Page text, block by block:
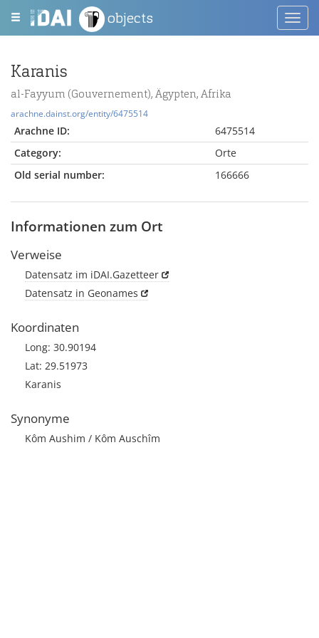
objects
Karanis
al-Fayyum (Gouvernement), Ägypten, Afrika
arachne.dainst.org/entity/6475514
Arachne ID:
6475514
Category:
Orte
Old serial number:
166666
Informationen zum Ort
Verweise
Datensatz im iDAI.Gazetteer
Datensatz in Geonames
Koordinaten
Long: 30.90194
Lat: 29.51973
Karanis
Synonyme
Kôm Aushim / Kôm Auschîm